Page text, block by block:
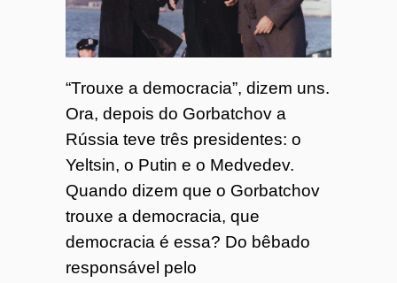
“Trouxe a democracia”, dizem uns.
Ora, depois do Gorbatchov a
Rússia teve três presidentes: o
Yeltsin, o Putin e o Medvedev.
Quando dizem que o Gorbatchov
trouxe a democracia, que
democracia é essa? Do bêbado
responsável pelo